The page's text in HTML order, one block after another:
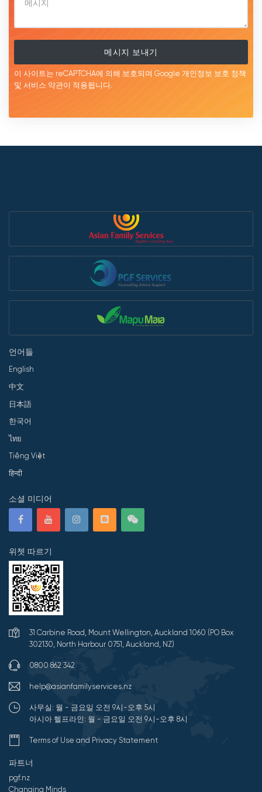
메시지 보내기
이 사이트는 reCAPTCHA에 의해 보호되며 Google 개인정보 보호 정책
및 서비스 약관이 적용됩니다.
언어들
English
中文
日本語
한국어
ไทย
Tiếng Việt
हिन्दी
소셜 미디어
위쳇 따르기
31 Carbine Road, Mount Wellington, Auckland 1060 (PO Box
302130, North Harbour 0751, Auckland, NZ)
0800 862 342
help@asianfamilyservices.nz
사무실: 월 - 금요일 오전 9시-오후 5시
아시아 헬프라인: 월 - 금요일 오전 9시-오후 8시
Terms of Use and Privacy Statement
파트너
pgf.nz
Changing Minds